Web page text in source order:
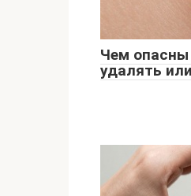
Чем опасны
удалять